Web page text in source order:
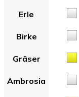
Erle
Birke
Gräser
Ambrosia